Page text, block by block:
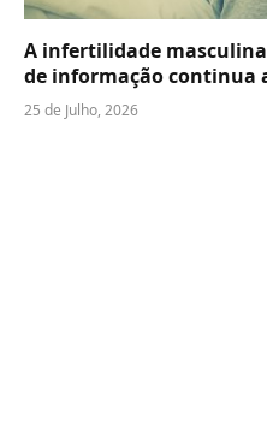
A infertilidade
de informação continua
25 de Julho, 2026